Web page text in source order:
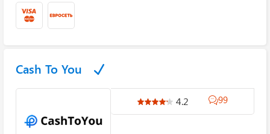
Cash To You
4.2 99